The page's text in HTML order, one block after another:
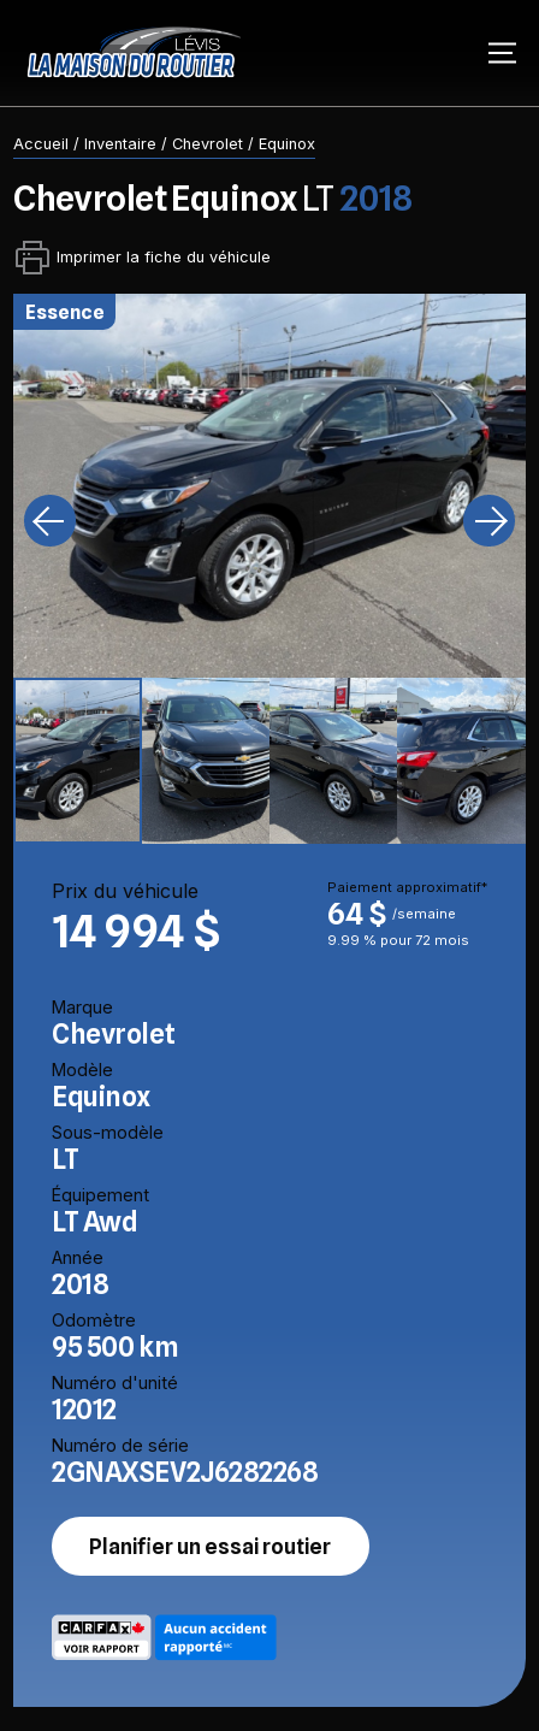
Accueil / Inventaire / Chevrolet / Equinox
ChevroletEquinoxLT2018
Imprimer la fiche du véhicule
essence
Prix du véhicule
14 994 $
Paiement approximatif*
64 $ /semaine
9.99 % pour 72 mois
Marque
Chevrolet
Modèle
Equinox
Sous-modèle
LT
Équipement
LT Awd
Année
2018
Odomètre
95 500 km
Numéro d'unité
12012
Numéro de série
2GNAXSEV2J6282268
Planifier un essai routier